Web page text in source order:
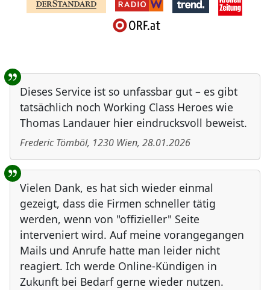
Benutzer-Rückmeldungen
Dieses Service ist so unfassbar gut – es gibt
tatsächlich noch Working Class Heroes wie
Thomas Landauer hier eindrucksvoll beweist.
Frederic Tömböl, 1230 Wien, 28.01.2026
Vielen Dank, es hat sich wieder einmal
gezeigt, dass die Firmen schneller tätig
werden, wenn von "offizieller" Seite
interveniert wird. Auf meine vorangegangen
Mails und Anrufe hatte man leider nicht
reagiert. Ich werde Online-Kündigen in
Zukunft bei Bedarf gerne wieder nutzen.